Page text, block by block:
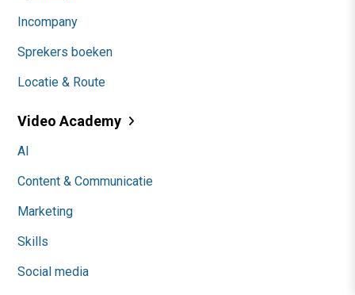
Incompany
Sprekers boeken
Locatie & Route
Video Academy
AI
Content & Communicatie
Marketing
Skills
Social media